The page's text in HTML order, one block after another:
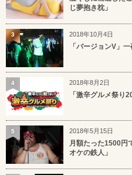
じ夢抱き枕」
2018年10月4日
「バージョンV」
3
2018年8月2日
「激辛グルメ祭り
4
2018年5月15日
月額たった1500円
オケの鉄人」
5